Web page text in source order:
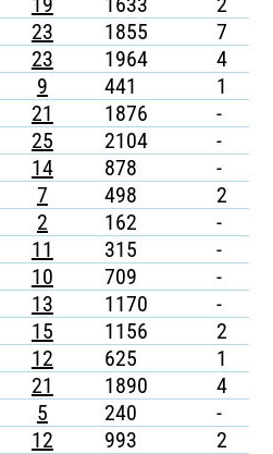
23 1855 7
23 1964 4
9 441 1
21 1876 -
25 2104 -
14 878 -
7 498 2
2 162 -
11 315 -
10 709 -
13 1170 -
15 1156 2
12 625 1
21 1890 4
5 240 -
12 993 2